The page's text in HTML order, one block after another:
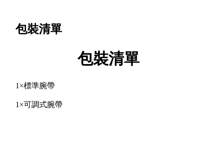
包裝清單
包裝清單
1×標準腕帶
1×可調式腕帶